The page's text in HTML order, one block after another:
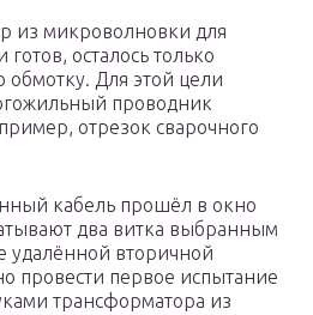
из микроволновки для
осталось только
обмотку. Для этой цели
проводник
отрезок сварочного
кабель прошёл в окно
два витка выбранным
удалённой вторичной
провести первое испытание
трансформатора из